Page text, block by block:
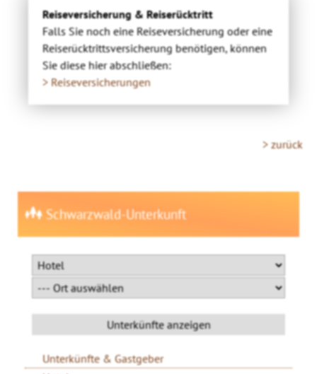
Reiseversicherung & Reiserücktritt
Falls Sie noch eine Reiseversicherung oder eine
Reiserücktrittsversicherung benötigen, können
Sie diese hier abschließen:
> Reiseversicherungen
> zurück
Schwarzwald-Unterkunft
Unterkünfte & Gastgeber